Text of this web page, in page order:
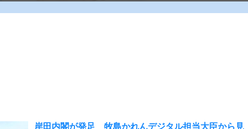
岸田内閣が発足 牧島かれんデジタル担当大臣から見